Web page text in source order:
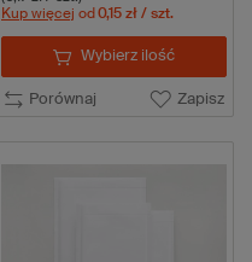
Kup więcej od 0,15 zł / szt.
Porównaj Zapisz
Wybierz ilość